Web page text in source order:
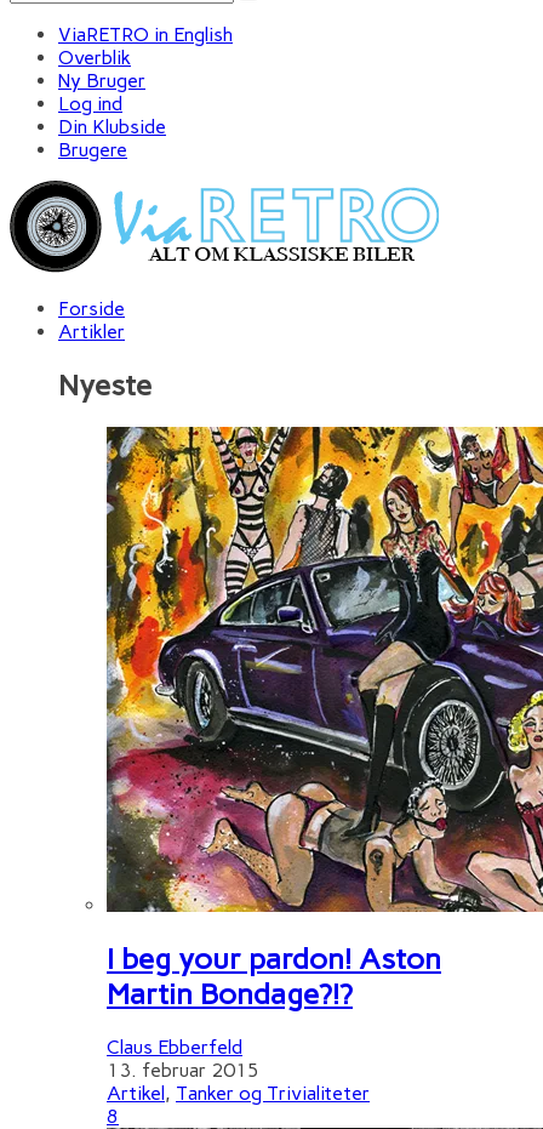
ViaRETRO in English
Overblik
Ny Bruger
Log ind
Din Klubside
Brugere
Forside
Artikler
Nyeste
I beg your pardon! Aston
Martin Bondage?!?
Claus Ebberfeld
13. februar 2015
Artikel, Tanker og Trivialiteter
8